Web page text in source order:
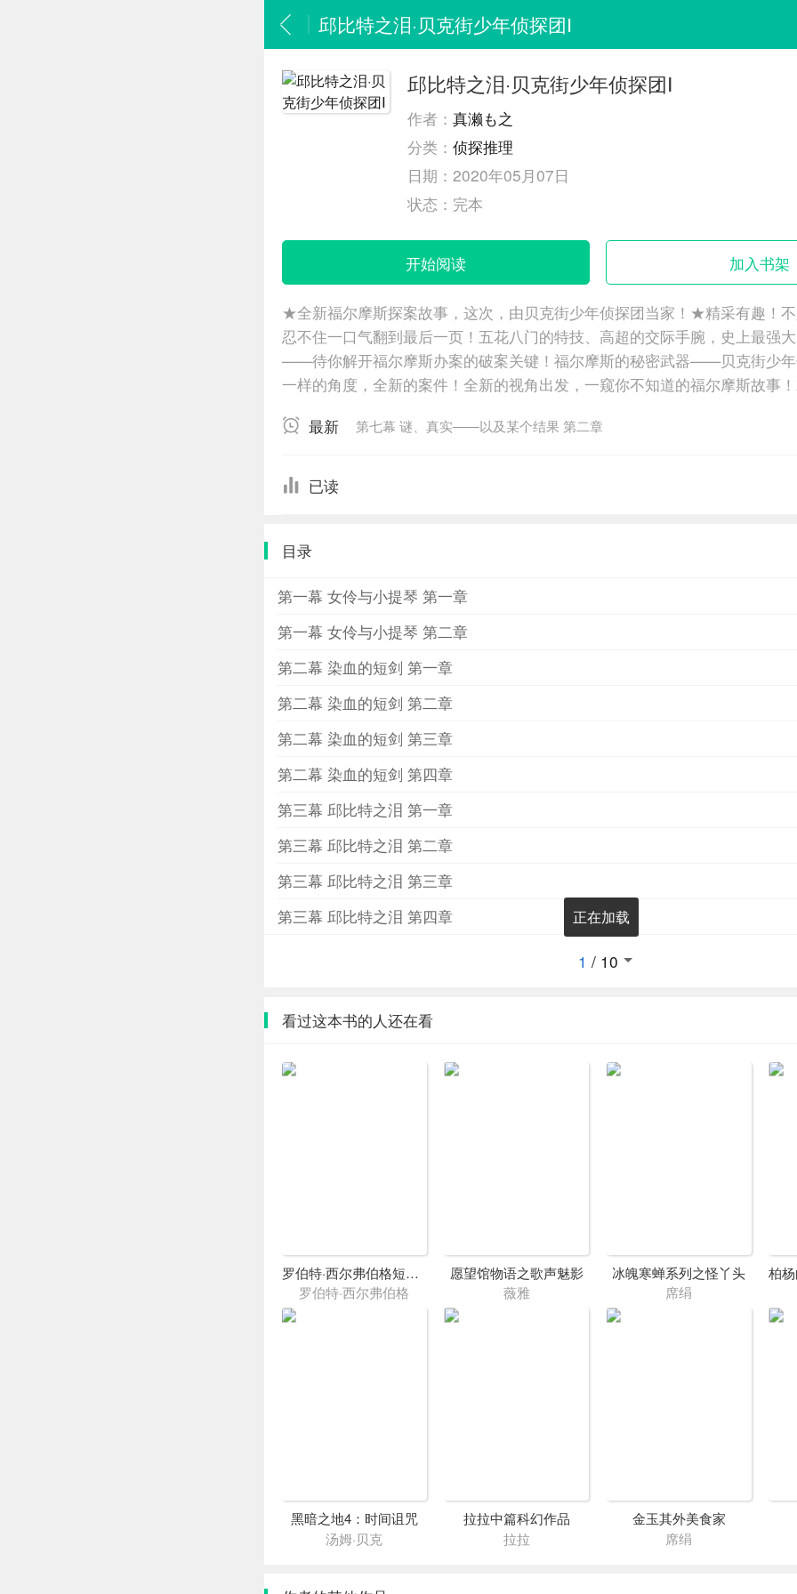
邱比特之泪·贝克街少年侦探团Ⅰ
邱比特之泪·贝克街少年侦探团Ⅰ
作者：真濑も之
分类：侦探推理
日期：2020年05月07日
状态： 完本
开始阅读 加入书架
★全新福尔摩斯探案故事，这次，由贝克街少年侦探团当家！★精采有趣！
忍不住一口气翻到最后一页！五花八门的特技、高超的交际手腕，史上最强
——待你解开福尔摩斯办案的破案关键！福尔摩斯的秘密武器——贝克街少
一样的角度，全新的案件！全新的视角出发，一窥你不知道的福尔摩斯故事
蔷薇，更甚而引发了一桩密室杀人事件。正当伦敦市民人心惶惶，苏格兰警
大街小巷，帮助他们敬爱的福尔摩斯挑战难题！真相的关键，往往隐藏在最
少年们，有的擦鞋，有的人乞讨为生。对一般市民而言，他们形同不存在的
炸弹攻击惊扰了19世纪末的伦敦！在伦敦市民一片人心惶惶中，城市里又出
豪宅的怪盗——黑蔷薇。这次，他的目标是伦敦新兴富豪家中的传家之宝“邱
可疑身影……正当案情陷入胶着，苏格兰警长束手无策之际，身为福尔摩斯
少年侦探团”成员出动！以灵活的手腕、独特的情报网与变装技巧，穿梭在大
最新 第七幕 谜、真实——以及某个结果 第二章
已读
目录
第一幕 女伶与小提琴 第一章
第一幕 女伶与小提琴 第二章
第二幕 染血的短剑 第一章
第二幕 染血的短剑 第二章
第二幕 染血的短剑 第三章
第二幕 染血的短剑 第四章
第三幕 邱比特之泪 第一章
第三幕 邱比特之泪 第二章
第三幕 邱比特之泪 第三章
第三幕 邱比特之泪 第四章
1 / 10
看过这本书的人还在看
罗伯特·西尔弗伯格短篇科幻小说集
罗伯特·西尔弗伯格
愿望馆物语之歌声魅影
薇雅
冰魄寒蝉系列之怪丫头
席绢
黑暗之地4：时间诅咒
汤姆·贝克
拉拉中篇科幻作品
拉拉
金玉其外美食家
席绢
正在加载